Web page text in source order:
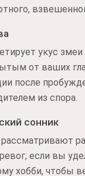
укус
от ваших
после
из спора.
сонник
если вы
хобби, чтобы